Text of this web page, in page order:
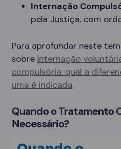
Internação
pela Justiça, com
Para aprofundar neste
sobre internação
compulsória: qual a
uma é indicada.
Quando o Tratamento
Necessário?